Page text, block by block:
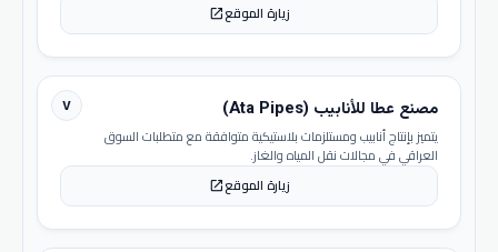
زيارة الموقعopen_in_new
٧ مصنع عطا للأنابيب (Ata Pipes)
يتميز بإنتاج أنابيب ومستلزمات بلاستيكية متوافقة مع متطلبات السوق
العراقي في مجالات نقل المياه والغاز.
زيارة الموقعopen_in_new